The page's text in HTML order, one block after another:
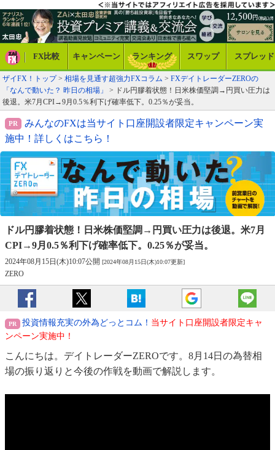
FX比較 キャンペーン ランキング スワップ スプレッド
ザイFX！トップ> 相場を見通す超強力FXコラム > FXデイトレーダーZEROの
「なんで動いた？ 昨日の相場」
> ドル円膠着状態！日米株価堅調→円買い圧力は
後退。米7月CPI→9月0.5％利下げ確率低下。0.25％が妥当。
みんなのFXは当サイト口座開設者限定キャンペーン実
施中！詳しくはこちら！
ドル円膠着状態！日米株価堅調→円買い圧力は後退。 米7月
CPI→9月0.5％利下げ確率低下。0.25％が妥当。
2024年08月15日(木)10:07公開 [2024年08月15日(木)10:07更新]
ZERO
投資情報充実の外為どっとコム！ 当サイト口座開設者限定キャ
ンペーン実施中！
こんにちは。デイトレーダーZEROです。8月14日の為替相
場の振り返りと今後の作戦を動画で解説します。